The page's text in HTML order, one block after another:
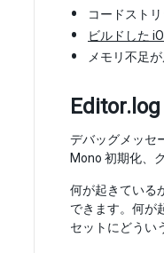
コードスト
ビルドした
メモリ不足
デバッグメッセ
Mono 初期化、
何が起きている
できます。何が
セットにどうい